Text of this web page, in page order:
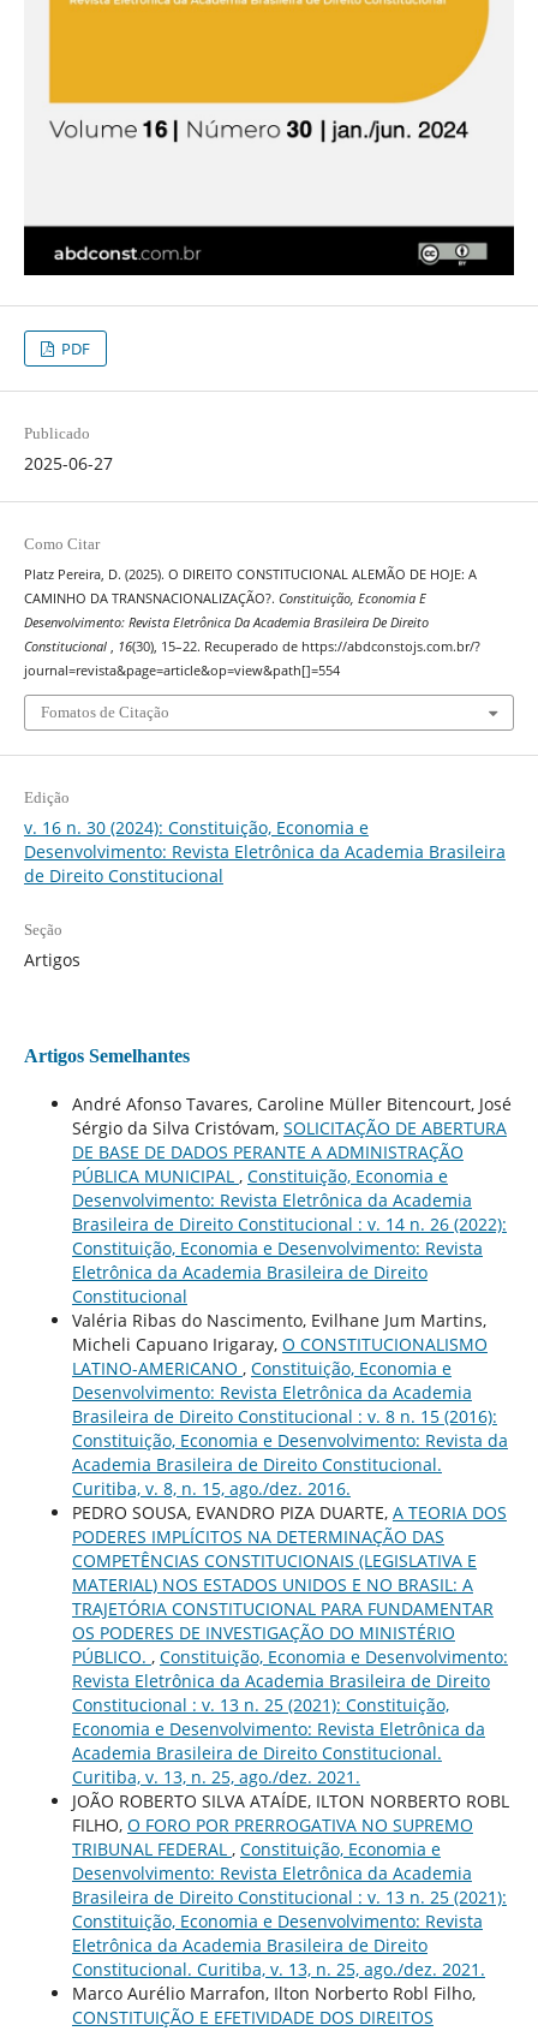
PDF
Publicado
2025-06-27
Como Citar
Platz Pereira, D. (2025). O DIREITO CONSTITUCIONAL ALEMÃO DE HOJE: A
CAMINHO DA TRANSNACIONALIZAÇÃO?. Constituição, Economia E
Desenvolvimento: Revista Eletrônica Da Academia Brasileira De Direito
Constitucional
16(30), 15–22. Recuperado de https://abdconstojs.com.br/?
journal=revista&page=article&op=view&path[]=554
Fomatos de Citação
Edição
v. 16 n. 30 (2024): Constituição, Economia e
Desenvolvimento: Revista Eletrônica da Academia Brasileira
de Direito Constitucional
Seção
Artigos
Artigos Semelhantes
André Afonso Tavares, Caroline Müller Bitencourt, José
Sérgio da Silva Cristóvam, SOLICITAÇÃO DE ABERTURA
DE BASE DE DADOS PERANTE A ADMINISTRAÇÃO
PÚBLICA MUNICIPAL , Constituição, Economia e
Desenvolvimento: Revista Eletrônica da Academia
Brasileira de Direito Constitucional : v. 14 n. 26 (2022):
Constituição, Economia e Desenvolvimento: Revista
Eletrônica da Academia Brasileira de Direito
Constitucional
Valéria Ribas do Nascimento, Evilhane Jum Martins,
Micheli Capuano Irigaray, O CONSTITUCIONALISMO
LATINO-AMERICANO , Constituição, Economia e
Desenvolvimento: Revista Eletrônica da Academia
Brasileira de Direito Constitucional : v. 8 n. 15 (2016):
Constituição, Economia e Desenvolvimento: Revista da
Academia Brasileira de Direito Constitucional.
Curitiba, v. 8, n. 15, ago./dez. 2016.
PEDRO SOUSA, EVANDRO PIZA DUARTE, A TEORIA DOS
PODERES IMPLÍCITOS NA DETERMINAÇÃO DAS
COMPETÊNCIAS CONSTITUCIONAIS (LEGISLATIVA E
MATERIAL) NOS ESTADOS UNIDOS E NO BRASIL: A
TRAJETÓRIA CONSTITUCIONAL PARA FUNDAMENTAR
OS PODERES DE INVESTIGAÇÃO DO MINISTÉRIO
PÚBLICO. , Constituição, Economia e Desenvolvimento:
Revista Eletrônica da Academia Brasileira de Direito
Constitucional : v. 13 n. 25 (2021): Constituição,
Economia e Desenvolvimento: Revista Eletrônica da
Academia Brasileira de Direito Constitucional.
Curitiba, v. 13, n. 25, ago./dez. 2021.
JOÃO ROBERTO SILVA ATAÍDE, ILTON NORBERTO ROBL
FILHO, O FORO POR PRERROGATIVA NO SUPREMO
TRIBUNAL FEDERAL , Constituição, Economia e
Desenvolvimento: Revista Eletrônica da Academia
Brasileira de Direito Constitucional : v. 13 n. 25 (2021):
Constituição, Economia e Desenvolvimento: Revista
Eletrônica da Academia Brasileira de Direito
Constitucional. Curitiba, v. 13, n. 25, ago./dez. 2021.
Marco Aurélio Marrafon, Ilton Norberto Robl Filho,
CONSTITUIÇÃO E EFETIVIDADE DOS DIREITOS